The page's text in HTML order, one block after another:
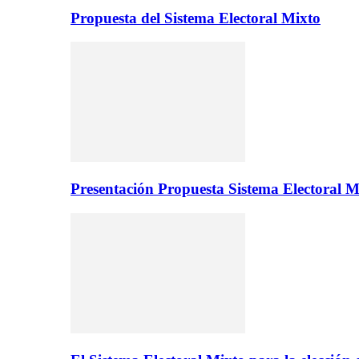
Propuesta del Sistema Electoral Mixto
Presentación Propuesta Sistema Electoral